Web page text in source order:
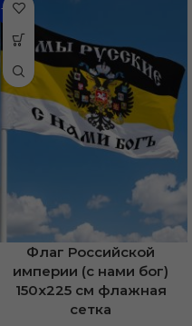
-36%
Флаг Российской
империи (с нами бог)
150х225 см флажная
сетка